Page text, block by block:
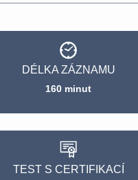
DÉLKA ZÁZNAMU
160 minut
TEST S CERTIFIKACÍ